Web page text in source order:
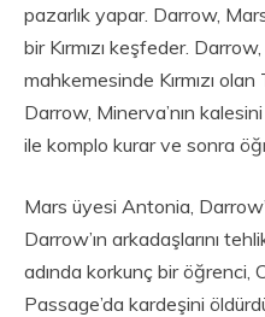
pazarlık yapar. Darrow,
bir Kırmızı keşfeder.
mahkemesinde Kırmızı
Darrow, Minerva’nın
ile komplo kurar ve sonra
Mars üyesi Antonia,
Darrow’ın arkadaşlarını
adında korkunç bir öğrenci,
Passage’da kardeşini